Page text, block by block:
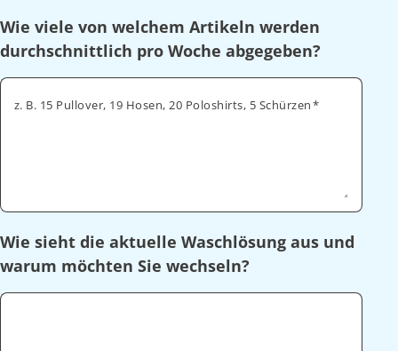
Wie viele von welchem Artikeln werden
durchschnittlich pro Woche abgegeben?
z. B. 15 Pullover, 19 Hosen, 20 Poloshirts, 5 Schürzen
Wie sieht die aktuelle Waschlösung aus und
warum möchten Sie wechseln?